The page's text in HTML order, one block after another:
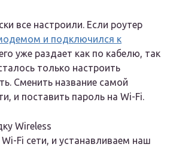
все настроили. Если роутер
и подключился к
уже раздает как по кабелю, так
только настроить
Сменить название самой
и поставить пароль на Wi-Fi.
Wireless
Fi сети, и устанавливаем наш